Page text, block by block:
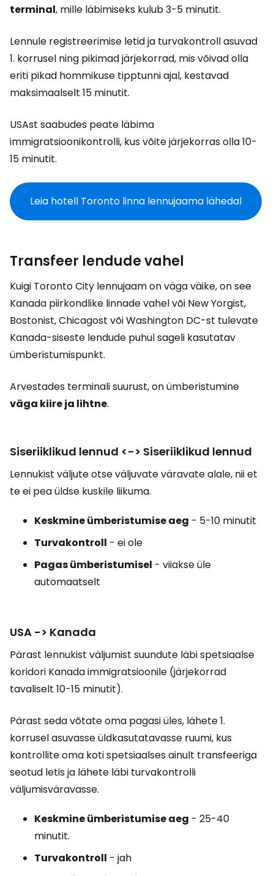
terminal, mille läbimiseks kulub 3-5 minutit.
Lennule registreerimise letid ja turvakontroll asuvad
1. korrusel ning pikimad järjekorrad, mis võivad olla
eriti pikad hommikuse tipptunni ajal, kestavad
maksimaalselt 15 minutit.
USAst saabudes peate läbima
immigratsioonikontrolli, kus võite järjekorras olla 10-
15 minutit.
Leia hotell Toronto linna lennujaama lähedal
Transfeer lendude vahel
Kuigi Toronto City lennujaam on väga väike, on see
Kanada piirkondlike linnade vahel või New Yorgist,
Bostonist, Chicagost või Washington DC-st tulevate
Kanada-siseste lendude puhul sageli kasutatav
ümberistumispunkt.
Arvestades terminali suurust, on ümberistumine
väga kiire ja lihtne.
Siseriiklikud lennud <-> Siseriiklikud lennud
Lennukist väljute otse väljuvate väravate alale, nii et
te ei pea üldse kuskile liikuma.
Keskmine ümberistumise aeg - 5-10 minutit
Turvakontroll - ei ole
Pagas ümberistumisel - viiakse üle
automaatselt
USA -> Kanada
Pärast lennukist väljumist suundute läbi spetsiaalse
koridori Kanada immigratsioonile (järjekorrad
tavaliselt 10-15 minutit).
Pärast seda võtate oma pagasi üles, lähete 1.
korrusel asuvasse üldkasutatavasse ruumi, kus
kontrollite oma koti spetsiaalses ainult transfeeriga
seotud letis ja lähete läbi turvakontrolli
väljumisväravasse.
Keskmine ümberistumise aeg - 25-40
minutit.
Turvakontroll - jah